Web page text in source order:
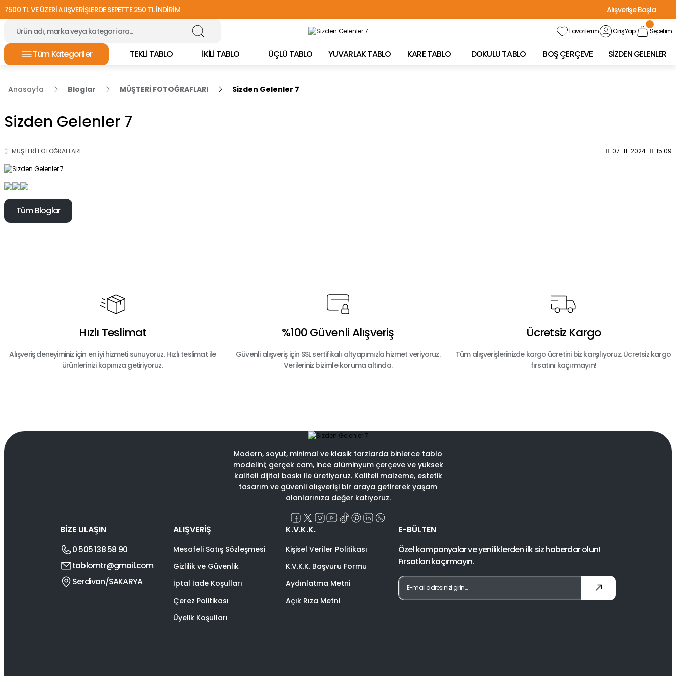
7500 TL VE ÜZERİ ALIŞVERİŞLERDE SEPETTE 250 TL İNDİRİM
Alışverişe Başla
TÜRKİYE'NİN HER YERİNE ÜCRETSİZ KARGO!
Favorilerim Giriş Yap Sepetim
Tüm Kategoriler TEKLİ TABLO İKİLİ TABLO ÜÇLÜ TABLO YUVARLAK TABLO KARE TABLO DOKULU TABLO BOŞ ÇERÇEVE SİZDEN GELENLER
Anasayfa Bloglar MÜŞTERİ FOTOĞRAFLARI Sizden Gelenler 7
Sizden Gelenler 7
MÜŞTERİ FOTOĞRAFLARI 07-11-2024 15:09
Tüm Bloglar
Hızlı Teslimat
Alışveriş deneyiminiz için en iyi hizmeti sunuyoruz. Hızlı teslimat ile
ürünlerinizi kapınıza getiriyoruz.
%100 Güvenli Alışveriş
Güvenli alışveriş için SSL sertifikalı altyapımızla hizmet veriyoruz.
Verileriniz bizimle koruma altında.
Ücretsiz Kargo
Tüm alışverişlerinizde kargo ücretini biz karşılıyoruz. Ücretsiz kargo
fırsatını kaçırmayın!
Modern, soyut, minimal ve klasik tarzlarda binlerce tablo
modelini; gerçek cam, ince alüminyum çerçeve ve yüksek
kaliteli dijital baskı ile üretiyoruz. Kaliteli malzeme, estetik
tasarım ve güvenli alışverişi bir araya getirerek yaşam
alanlarınıza değer katıyoruz.
BİZE ULAŞIN
0 505 138 58 90
tablomtr@gmail.com
Serdivan/SAKARYA
ALIŞVERİŞ
Mesafeli Satış Sözleşmesi
Gizlilik ve Güvenlik
İptal İade Koşulları
Çerez Politikası
Üyelik Koşulları
K.V.K.K.
Kişisel Veriler Politikası
K.V.K.K. Başvuru Formu
Aydınlatma Metni
Açık Rıza Metni
E-BÜLTEN
Özel kampanyalar ve yeniliklerden ilk siz haberdar olun!
Fırsatları kaçırmayın.